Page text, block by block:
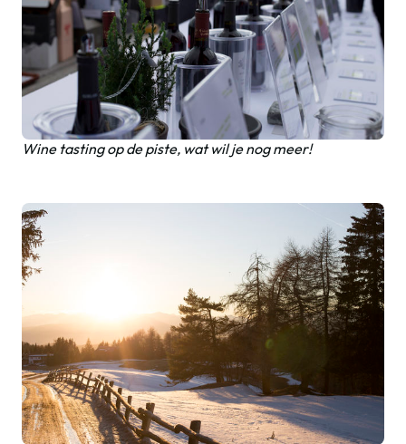
Wine tasting op de piste, wat wil je nog meer!